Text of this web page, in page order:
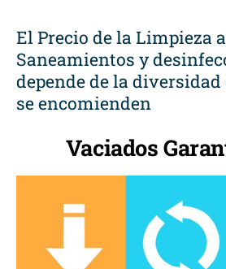
El Precio de la Limpieza
Saneamientos y
depende de la diversidad
se encomienden
Vaciados